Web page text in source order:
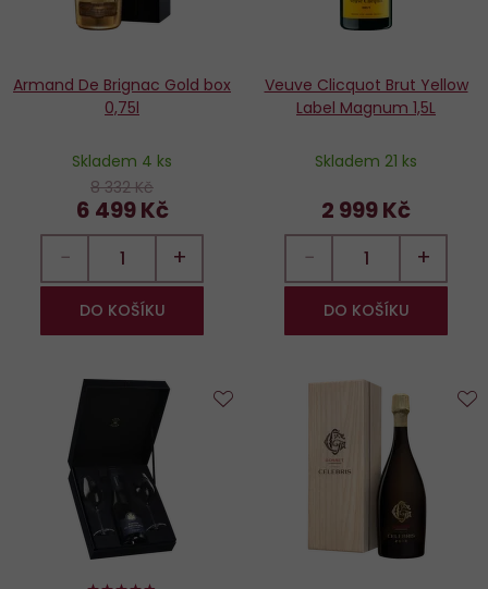
Armand De Brignac Gold box
0,75l
Skladem 4 ks
8 332 Kč
6 499 Kč
− +
DO KOŠÍKU
Veuve Clicquot Brut Yellow
Label Magnum 1,5L
Skladem 21 ks
2 999 Kč
− +
DO KOŠÍKU